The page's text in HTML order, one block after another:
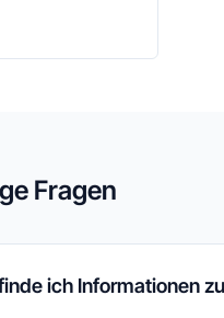
Fragen
ich Informationen